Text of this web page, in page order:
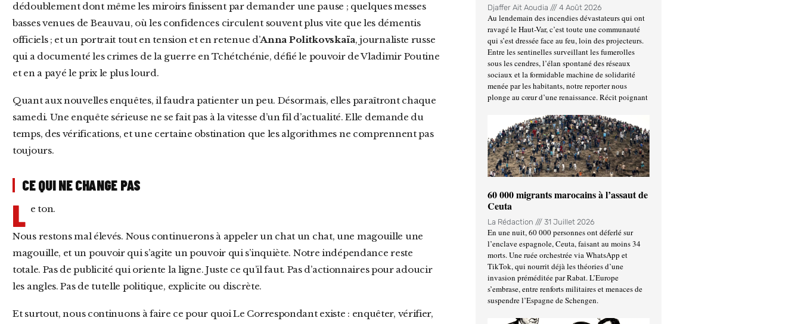
dédoublement dont même les miroirs finissent par demander une pause ; quelques messes
basses venues de Beauvau, où les confidences circulent souvent plus vite que les démentis
officiels ; et un portrait tout en tension et en retenue d’Anna Politkovskaïa, journaliste russe
qui a documenté les crimes de la guerre en Tchétchénie, défié le pouvoir de Vladimir Poutine
et en a payé le prix le plus lourd.
Quant aux nouvelles enquêtes, il faudra patienter un peu. Désormais, elles paraîtront chaque
samedi. Une enquête sérieuse ne se fait pas à la vitesse d’un fil d’actualité. Elle demande du
temps, des vérifications, et une certaine obstination que les algorithmes ne comprennent pas
toujours.
CE QUI NE CHANGE PAS
L e ton.
Nous restons mal élevés. Nous continuerons à appeler un chat un chat, une magouille une
magouille, et un pouvoir qui s’agite un pouvoir qui s’inquiète. Notre indépendance reste
totale. Pas de publicité qui oriente la ligne. Juste ce qu’il faut. Pas d’actionnaires pour adoucir
les angles. Pas de tutelle politique, explicite ou discrète.
Et surtout, nous continuons à faire ce pour quoi Le Correspondant existe : enquêter, vérifier,
Djaffer Ait Aoudia 4 Août 2026
Au lendemain des incendies dévastateurs qui ont
ravagé le Haut-Var, c’est toute une communauté
qui s’est dressée face au feu, loin des projecteurs.
Entre les sentinelles surveillant les fumerolles
sous les cendres, l’élan spontané des réseaux
sociaux et la formidable machine de solidarité
menée par les habitants, notre reporter nous
plonge au cœur d’une renaissance. Récit poignant
60 000 migrants marocains à l’assaut de
Ceuta
La Rédaction 31 Juillet 2026
En une nuit, 60 000 personnes ont déferlé sur
l’enclave espagnole, Ceuta, faisant au moins 34
morts. Une ruée orchestrée via WhatsApp et
TikTok, qui nourrit déjà les théories d’une
invasion préméditée par Rabat. L’Europe
s’embrase, entre renforts militaires et menaces de
suspendre l’Espagne de Schengen.